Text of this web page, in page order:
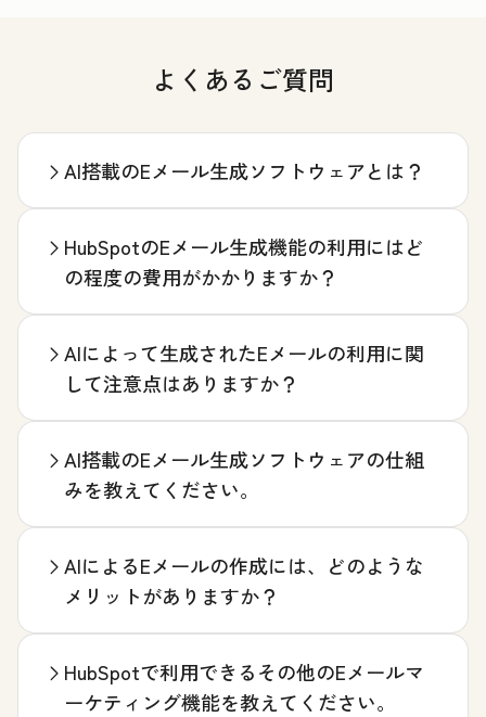
よくあるご質問
AI搭載のEメール生成ソフトウェアとは？
HubSpotのEメール生成機能の利用にはど
の程度の費用がかかりますか？
AIによって生成されたEメールの利用に関
して注意点はありますか？
AI搭載のEメール生成ソフトウェアの仕組
みを教えてください。
AIによるEメールの作成には、どのような
メリットがありますか？
HubSpotで利用できるその他のEメールマ
ーケティング機能を教えてください。